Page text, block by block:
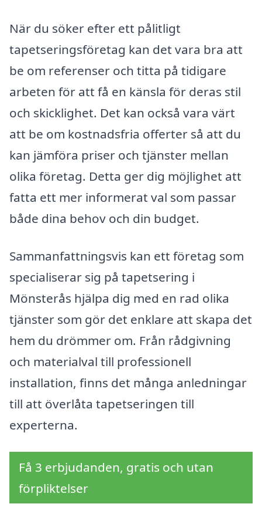
När du söker efter ett pålitligt
tapetseringsföretag kan det vara bra att
be om referenser och titta på tidigare
arbeten för att få en känsla för deras stil
och skicklighet. Det kan också vara värt
att be om kostnadsfria offerter så att du
kan jämföra priser och tjänster mellan
olika företag. Detta ger dig möjlighet att
fatta ett mer informerat val som passar
både dina behov och din budget.
Sammanfattningsvis kan ett företag som
specialiserar sig på tapetsering i
Mönsterås hjälpa dig med en rad olika
tjänster som gör det enklare att skapa det
hem du drömmer om. Från rådgivning
och materialval till professionell
installation, finns det många anledningar
till att överlåta tapetseringen till
experterna.
Få 3 erbjudanden, gratis och utan
förpliktelser